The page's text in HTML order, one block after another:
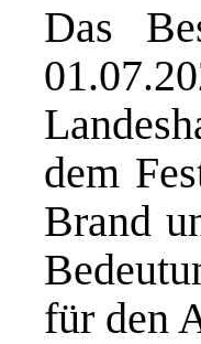
Das
dem
Brand
für den